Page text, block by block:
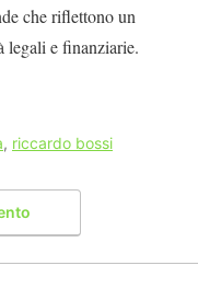
che riflettono un
legali e finanziarie.
, riccardo bossi